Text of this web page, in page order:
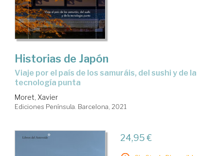
Historias de Japón
viaje por el país de los samuráis, del sushi y de la
tecnología punta
Moret, Xavier
Ediciones Península. Barcelona, 2021
24,95 €